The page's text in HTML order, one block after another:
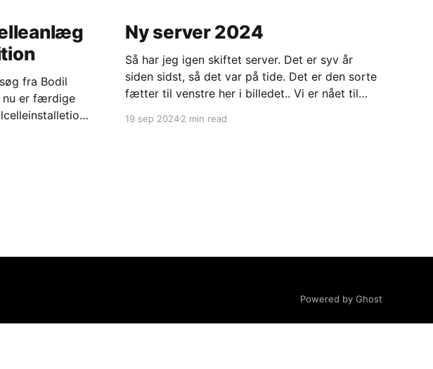
fra Bodil
nu er færdige
Ny server 2024
Så har jeg igen skiftet server. Det er syv år
siden sidst, så det var på tide. Det er den sorte
fætter til venstre her i billedet.. Vi er nået til
på. Denne gang er den hjemmebygget. Jeg har
19 sep 20242 min read
Powered by Ghost